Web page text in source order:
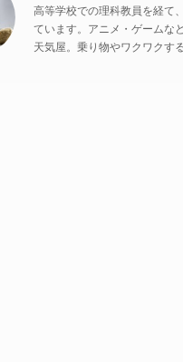
高等学校での理科教員を経て
ています。アニメ・ゲームな
天気屋。乗り物やワクワク